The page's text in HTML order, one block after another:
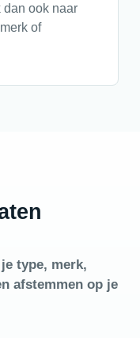
ook naar
of
type, merk,
afstemmen op je